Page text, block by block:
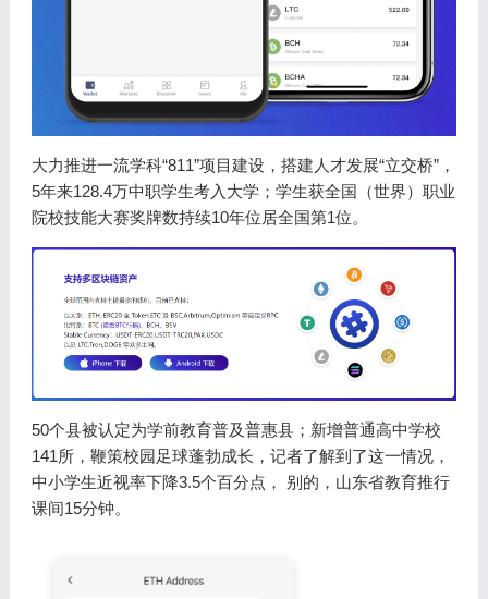
大力推进一流学科“811”项目建设，搭建人才发展“立交桥”，
5年来128.4万中职学生考入大学；学生获全国（世界）职业
院校技能大赛奖牌数持续10年位居全国第1位。
50个县被认定为学前教育普及普惠县；新增普通高中学校
141所，鞭策校园足球蓬勃成长，记者了解到了这一情况，
中小学生近视率下降3.5个百分点， 别的，山东省教育推行
课间15分钟。